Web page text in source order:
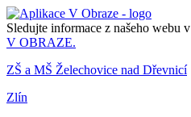
Sledujte informace z našeho webu v
V OBRAZE.
ZŠ a MŠ Želechovice nad Dřevnicí
Zlín